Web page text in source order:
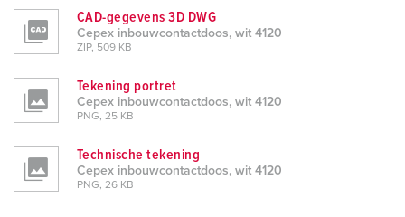
CAD-gegevens 3D DWG
Cepex inbouwcontactdoos, wit 4120
ZIP, 509 KB
Tekening portret
Cepex inbouwcontactdoos, wit 4120
PNG, 25 KB
Technische tekening
Cepex inbouwcontactdoos, wit 4120
PNG, 26 KB